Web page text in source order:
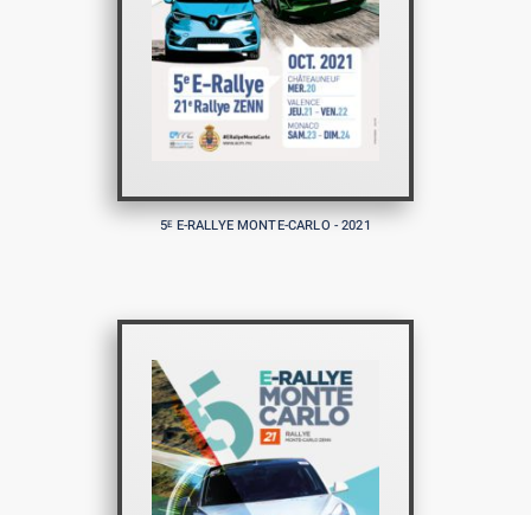
5EE-RALLYE MONTE-CARLO - 2021